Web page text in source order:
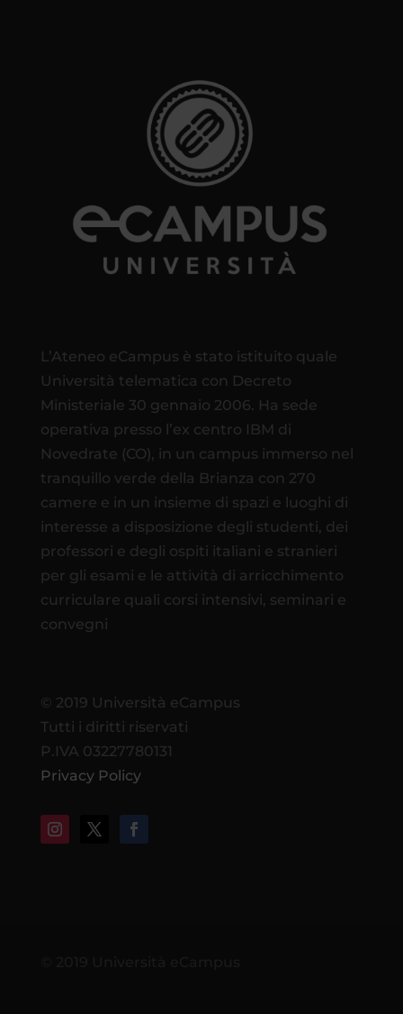
L’Ateneo eCampus è stato istituito quale
Università telematica con Decreto
Ministeriale 30 gennaio 2006. Ha sede
operativa presso l’ex centro IBM di
Novedrate (CO), in un campus immerso nel
tranquillo verde della Brianza con 270
camere e in un insieme di spazi e luoghi di
interesse a disposizione degli studenti, dei
professori e degli ospiti italiani e stranieri
per gli esami e le attività di arricchimento
curriculare quali corsi intensivi, seminari e
convegni
© 2019 Università eCampus
Tutti i diritti riservati
P.IVA 03227780131
Privacy Policy